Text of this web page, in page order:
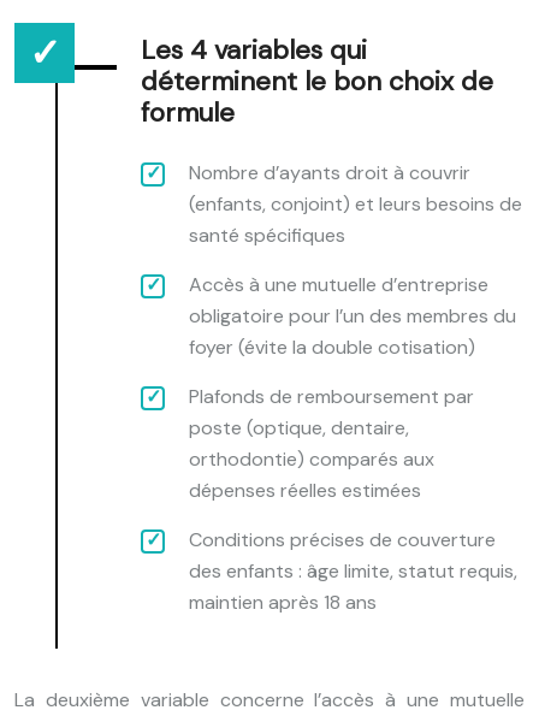
Les 4 variables qui
déterminent le bon choix de
formule
Nombre d’ayants droit à couvrir
(enfants, conjoint) et leurs besoins de
santé spécifiques
Accès à une mutuelle d’entreprise
obligatoire pour l’un des membres du
foyer (évite la double cotisation)
Plafonds de remboursement par
poste (optique, dentaire,
orthodontie) comparés aux
dépenses réelles estimées
Conditions précises de couverture
des enfants : âge limite, statut requis,
maintien après 18 ans
La deuxième variable concerne l’accès à une mutuelle